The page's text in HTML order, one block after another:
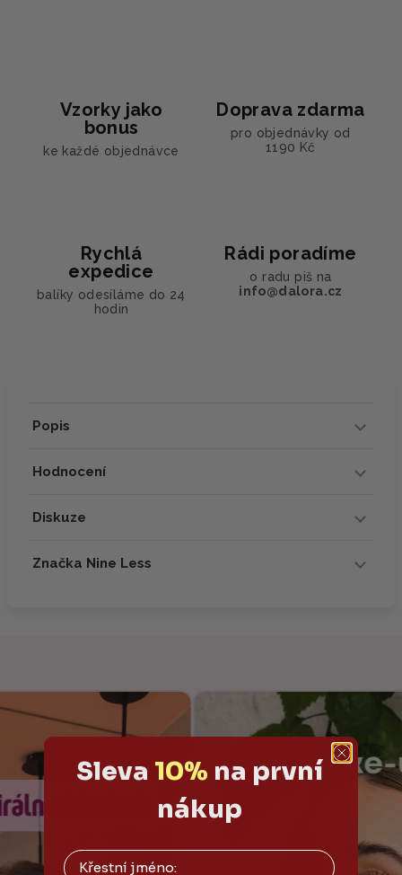
Vzorky jako
bonus
ke každé objednávce
Doprava zdarma
pro objednávky od
1190 Kč
Rychlá
expedice
balíky odesíláme do 24
hodin
Rádi poradíme
o radu piš na
info@dalora.cz
Popis
Hodnocení
Diskuze
Značka Nine Less
Sleva 10% na první
nákup